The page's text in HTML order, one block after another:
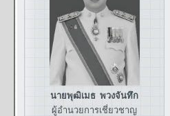
นายพุฒิเมธ พวงจันทึก
ผู้อำนวยการเชี่ยวชาญ